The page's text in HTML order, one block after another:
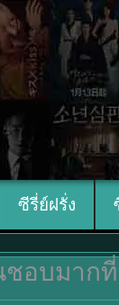
ซีรี่ย์ฝรั่ง
อบมาก